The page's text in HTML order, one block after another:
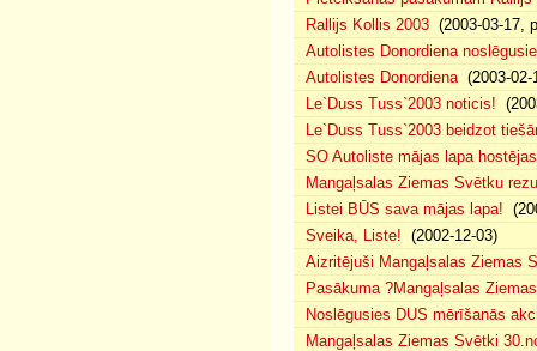
Rallijs Kollis 2003 (2003-03-17,
Autolistes Donordiena
Autolistes Donordiena(2003-02-
Le`Duss Tuss`2003 noticis!
Le`Duss Tuss`2003 beidzot
SO Autoliste mājas lapa
Mangaļsalas Ziemas Svētku
Listei BŪS sava mājas lapa!
Sveika, Liste! (2002-12-03)
Aizritējuši Mangaļsalas Ziemas
Pasākuma ?Mangaļsalas
Noslēgusies DUS mērīšanās
Mangaļsalas Ziemas Svētki